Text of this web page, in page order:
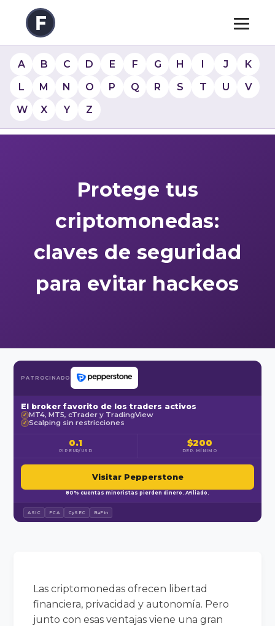
A B C D E F G H I J
K
L
M N O P Q R S T U
V
W
X Y Z
Protege tus
criptomonedas:
claves de seguridad
para evitar hackeos
PATROCINADO
El broker favorito de los traders activos
✓ MT4, MT5, cTrader y TradingView
✓ Scalping sin restricciones
0.1
PIP EUR/USD
$200
DEP. MÍNIMO
Visitar Pepperstone
80% cuentas minoristas pierden dinero. Afiliado.
ASIC FCA CySEC BaFin
Las criptomonedas ofrecen libertad
financiera, privacidad y autonomía. Pero
junto con esas ventajas viene una gran